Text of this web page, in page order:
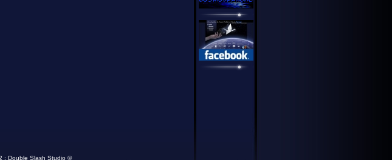
: Double Slash Studio ©